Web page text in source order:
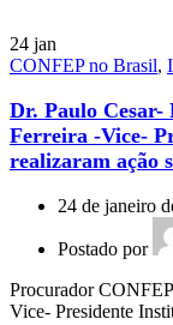
24 jan
CONFEP no Brasil,
Dr. Paulo Cesar-
Ferreira -Vice-
realizaram ação
24 de janeiro
Postado por
Procurador
Vice- Presidente